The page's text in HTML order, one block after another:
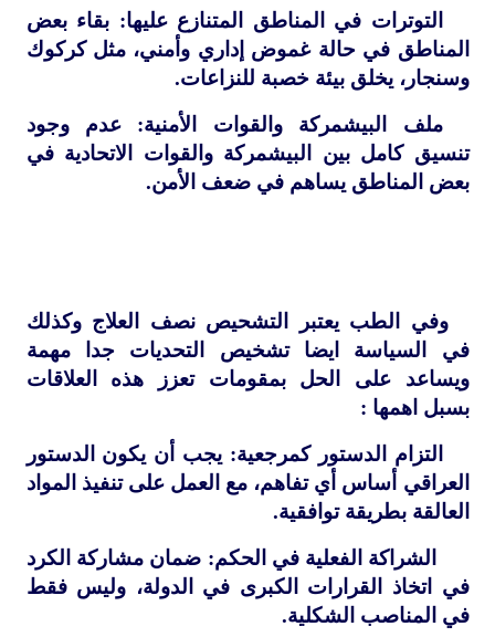
التوترات في المناطق المتنازع عليها: بقاء بعض
المناطق في حالة غموض إداري وأمني، مثل كركوك
وسنجار، يخلق بيئة خصبة للنزاعات.
ملف البيشمركة والقوات الأمنية: عدم وجود
تنسيق كامل بين البيشمركة والقوات الاتحادية في
بعض المناطق يساهم في ضعف الأمن.
وفي الطب يعتبر التشحيص نصف العلاج وكذلك
في السياسة ايضا تشخيص التحديات جدا مهمة
ويساعد على الحل بمقومات تعزز هذه العلاقات
بسبل اهمها :
التزام الدستور كمرجعية: يجب أن يكون الدستور
العراقي أساس أي تفاهم، مع العمل على تنفيذ المواد
العالقة بطريقة توافقية.
الشراكة الفعلية في الحكم: ضمان مشاركة الكرد
في اتخاذ القرارات الكبرى في الدولة، وليس فقط
في المناصب الشكلية.